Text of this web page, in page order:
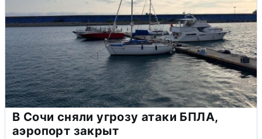
В Сочи сняли угрозу атаки БПЛА,
аэропорт закрыт